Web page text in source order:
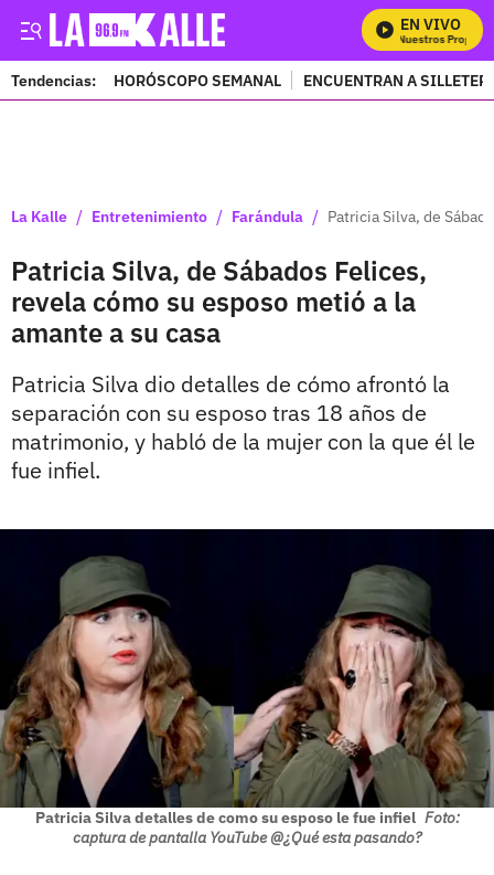
EN VIVO
Mira Todos Nuestros Programas
Tendencias: HORÓSCOPO SEMANAL ENCUENTRAN A
La Kalle / Entretenimiento / Farándula / Patricia Silva, de
Patricia Silva, de Sábados Felices,
revela cómo su esposo metió a la
amante a su casa
Patricia Silva dio detalles de cómo afrontó la
separación con su esposo tras 18 años de
matrimonio, y habló de la mujer con la que él le
fue infiel.
Patricia Silva detalles de como su esposo le fue infiel Foto:
captura de pantalla YouTube @¿Qué esta pasando?